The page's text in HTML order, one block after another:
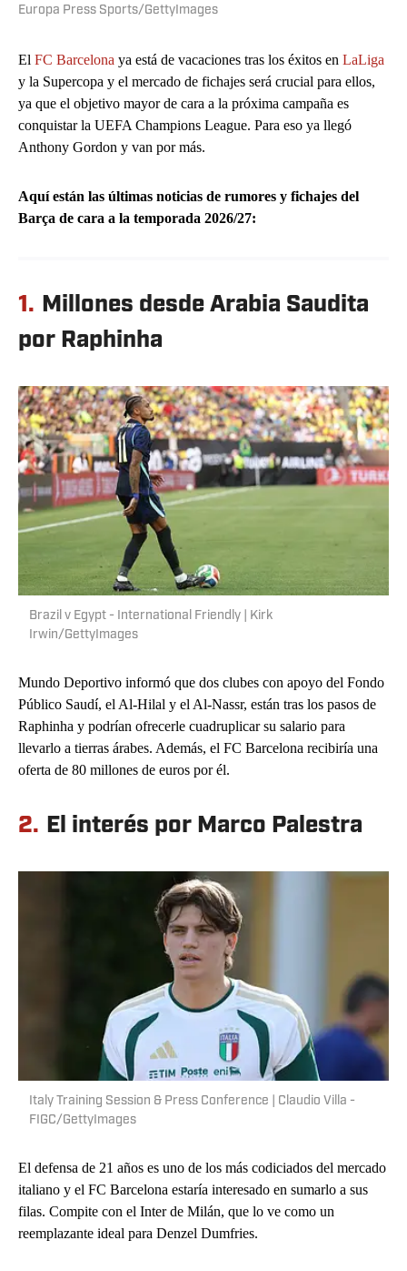
Europa Press Sports/GettyImages
El FC Barcelona ya está de vacaciones tras los éxitos en LaLiga
y la Supercopa y el mercado de fichajes será crucial para ellos,
ya que el objetivo mayor de cara a la próxima campaña es
conquistar la UEFA Champions League. Para eso ya llegó
Anthony Gordon y van por más.
Aquí están las últimas noticias de rumores y fichajes del
Barça de cara a la temporada 2026/27:
1. Millones desde Arabia Saudita
por Raphinha
Brazil v Egypt - International Friendly | Kirk
Irwin/GettyImages
Mundo Deportivo informó que dos clubes con apoyo del Fondo
Público Saudí, el Al-Hilal y el Al-Nassr, están tras los pasos de
Raphinha y podrían ofrecerle cuadruplicar su salario para
llevarlo a tierras árabes. Además, el FC Barcelona recibiría una
oferta de 80 millones de euros por él.
2. El interés por Marco Palestra
Italy Training Session & Press Conference | Claudio Villa -
FIGC/GettyImages
El defensa de 21 años es uno de los más codiciados del mercado
italiano y el FC Barcelona estaría interesado en sumarlo a sus
filas. Compite con el Inter de Milán, que lo ve como un
reemplazante ideal para Denzel Dumfries.